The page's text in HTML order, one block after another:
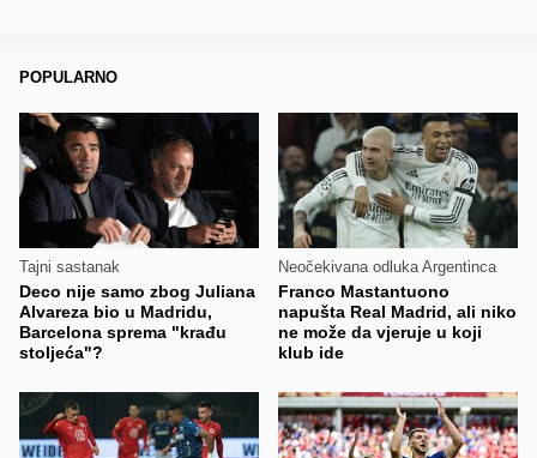
POPULARNO
Tajni sastanak
Deco nije samo zbog Juliana
Alvareza bio u Madridu,
Barcelona sprema "krađu
stoljeća"?
Neočekivana odluka Argentinca
Franco Mastantuono
napušta Real Madrid, ali niko
ne može da vjeruje u koji
klub ide